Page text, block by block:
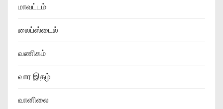
மாவட்டம்
லைப்ஸ்டைல்
வணிகம்
வார இதழ்
வானிலை